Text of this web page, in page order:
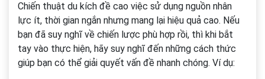
Chiến thuật du kích đề cao việc sử dụng nguồn nhân
lực ít, thời gian ngắn nhưng mang lại hiệu quả cao. Nếu
bạn đã suy nghĩ về chiến lược phù hợp rồi, thì khi bắt
tay vào thực hiện, hãy suy nghĩ đến những cách thức
giúp bạn có thể giải quyết vấn đề nhanh chóng. Ví dụ: